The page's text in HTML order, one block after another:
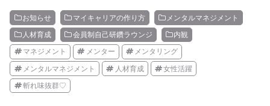
お知らせ マイキャリアの作り方 メンタルマネジメント
人材育成 会員制自己研鑽ラウンジ 内観
マネジメント メンター メンタリング
メンタルマネジメント 人材育成 女性活躍
斬れ味抜群♡